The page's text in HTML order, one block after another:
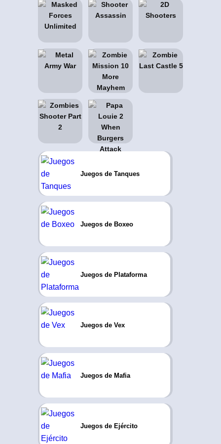
Juegos de Tanques
Juegos de Boxeo
Juegos de Plataforma
Juegos de Vex
Juegos de Mafia
Juegos de Ejército